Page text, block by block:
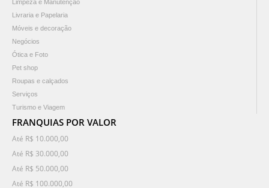
Limpeza e Manutenção
Livraria e Papelaria
Móveis e decoração
Negócios
Ótica e Foto
Pet shop
Roupas e calçados
Serviços
Turismo e Viagem
FRANQUIAS POR VALOR
Até R$ 10.000,00
Até R$ 30.000,00
Até R$ 50.000,00
Até R$ 100.000,00